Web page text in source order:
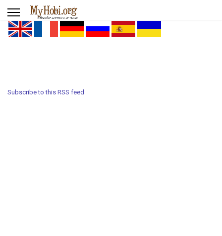
Subscribe to this RSS feed